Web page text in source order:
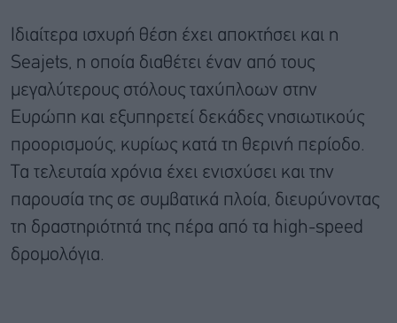
Ιδιαίτερα ισχυρή θέση έχει αποκτήσει και η
Seajets, η οποία διαθέτει έναν από τους
μεγαλύτερους στόλους ταχύπλοων στην
Ευρώπη και εξυπηρετεί δεκάδες νησιωτικούς
προορισμούς, κυρίως κατά τη θερινή περίοδο.
Τα τελευταία χρόνια έχει ενισχύσει και την
παρουσία της σε συμβατικά πλοία, διευρύνοντας
τη δραστηριότητά της πέρα από τα high-speed
δρομολόγια.